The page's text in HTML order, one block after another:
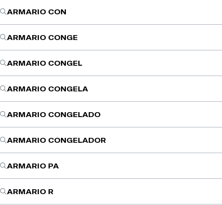
ARMARIO CON
ARMARIO CONGE
ARMARIO CONGEL
ARMARIO CONGELA
ARMARIO CONGELADO
ARMARIO CONGELADOR
ARMARIO PA
ARMARIO R